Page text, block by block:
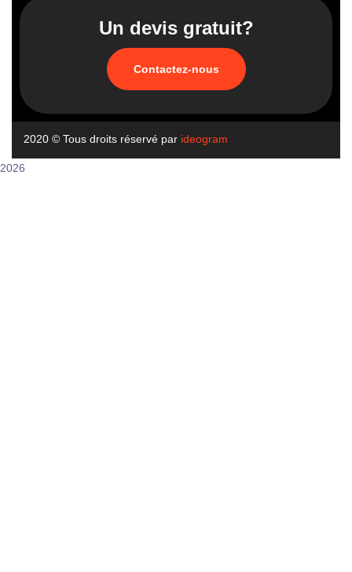
Un devis gratuit?
Contactez-nous
2020 © Tous droits réservé par ideogram
2026